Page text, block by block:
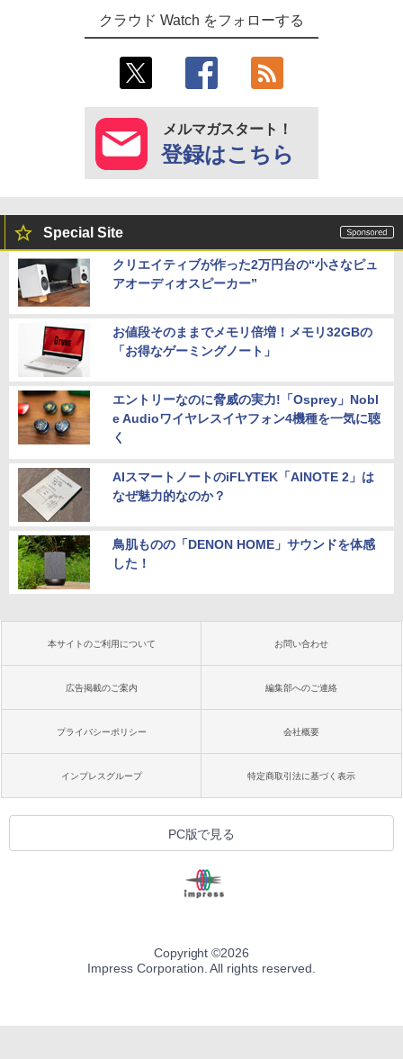
クラウド Watch をフォローする
メルマガスタート！
登録はこちら
Special Site
クリエイティブが作った2万円台の“小さなピュ
アオーディオスピーカー”
お値段そのままでメモリ倍増！メモリ32GBの
「お得なゲーミングノート」
エントリーなのに脅威の実力!「Osprey」Nobl
e Audioワイヤレスイヤフォン4機種を一気に聴
く
AIスマートノートのiFLYTEK「AINOTE 2」は
なぜ魅力的なのか？
鳥肌ものの「DENON HOME」サウンドを体感
した！
本サイトのご利用について お問い合わせ
広告掲載のご案内 編集部へのご連絡
プライバシーポリシー 会社概要
インプレスグループ 特定商取引法に基づく表示
PC版で見る
Copyright ©2026
Impress Corporation. All rights reserved.